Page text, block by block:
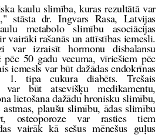
kaulu slimība, kuras rezultātā var
stāsta dr. Ingvars Rasa, Latvijas
metabolo slimību asociācijas
vairāki rašanās un attīstības iemesli.
var izraisīt hormonu disbalansu
pēc 50 gadu vecuma, vīriešiem pēc
iemesls var būt dažādas endokrīnas
1. tipa cukura diabēts. Trešais
var būt atsevišķu medikamentu,
lietošana dažādu hronisku slimību,
plaušu slimību, ādas slimību
osteoporoze var rasties tiem
vairāk kā sešus mēnešus guļus